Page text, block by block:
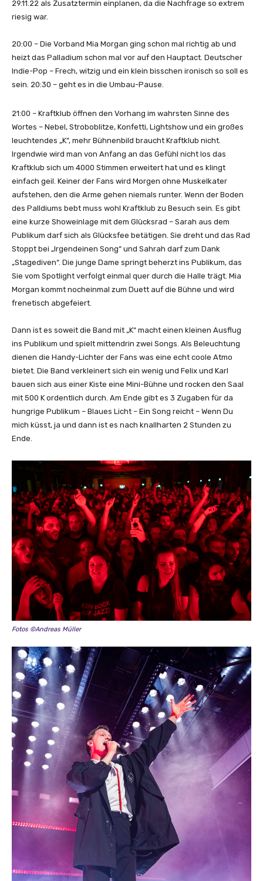
29.11.22 als Zusatztermin einplanen, da die Nachfrage so extrem
riesig war.
20:00 – Die Vorband Mia Morgan ging schon mal richtig ab und
heizt das Palladium schon mal vor auf den Hauptact. Deutscher
Indie-Pop – Frech, witzig und ein klein bisschen ironisch so soll es
sein. 20:30 – geht es in die Umbau-Pause.
21:00 – Kraftklub öffnen den Vorhang im wahrsten Sinne des
Wortes – Nebel, Stroboblitze, Konfetti, Lightshow und ein großes
leuchtendes „K“, mehr Bühnenbild braucht Kraftklub nicht.
Irgendwie wird man von Anfang an das Gefühl nicht los das
Kraftklub sich um 4000 Stimmen erweitert hat und es klingt
einfach geil. Keiner der Fans wird Morgen ohne Muskelkater
aufstehen, den die Arme gehen niemals runter. Wenn der Boden
des Palldiums bebt muss wohl Kraftklub zu Besuch sein. Es gibt
eine kurze Showeinlage mit dem Glücksrad – Sarah aus dem
Publikum darf sich als Glücksfee betätigen. Sie dreht und das Rad
Stoppt bei „Irgendeinen Song“ und Sahrah darf zum Dank
„Stagediven“. Die junge Dame springt beherzt ins Publikum, das
Sie vom Spotlight verfolgt einmal quer durch die Halle trägt. Mia
Morgan kommt nocheinmal zum Duett auf die Bühne und wird
frenetisch abgefeiert.
Dann ist es soweit die Band mit „K“ macht einen kleinen Ausflug
ins Publikum und spielt mittendrin zwei Songs. Als Beleuchtung
dienen die Handy-Lichter der Fans was eine echt coole Atmo
bietet. Die Band verkleinert sich ein wenig und Felix und Karl
bauen sich aus einer Kiste eine Mini-Bühne und rocken den Saal
mit 500 K ordentlich durch. Am Ende gibt es 3 Zugaben für da
hungrige Publikum – Blaues Licht – Ein Song reicht – Wenn Du
mich küsst, ja und dann ist es nach knallharten 2 Stunden zu
Ende.
Fotos ©Andreas Müller